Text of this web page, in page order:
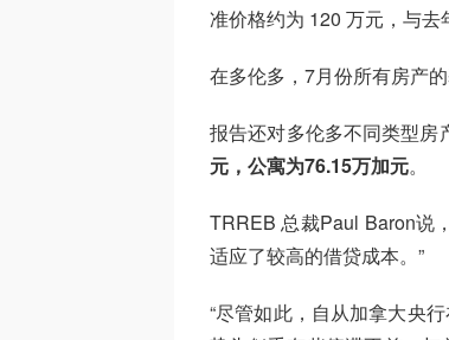
准价格约为 120 万元，与去
在多伦多，7月份所有房产
报告还对多伦多不同类型房
元，公寓为76.15万加元。
TRREB 总裁Paul Baron说
适应了较高的借贷成本。”
“尽管如此，自从加拿大央